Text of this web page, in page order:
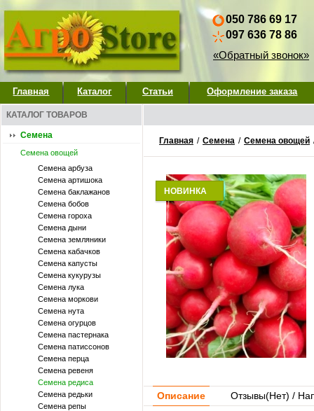
050 786 69 17
097 636 78 86
«Обратный звонок»
Главная Каталог Статьи Оформление заказа
КАТАЛОГ ТОВАРОВ
Семена
Семена овощей
Семена арбуза
Семена артишока
Семена баклажанов
Семена бобов
Семена гороха
Семена дыни
Семена земляники
Семена кабачков
Семена капусты
Семена кукурузы
Семена лука
Семена моркови
Семена нута
Семена огурцов
Семена пастернака
Семена патиссонов
Семена перца
Семена ревеня
Семена редиса
Семена редьки
Семена репы
Главная / Семена / Семена овощей
НОВИНКА
Описание Отзывы(Нет) /